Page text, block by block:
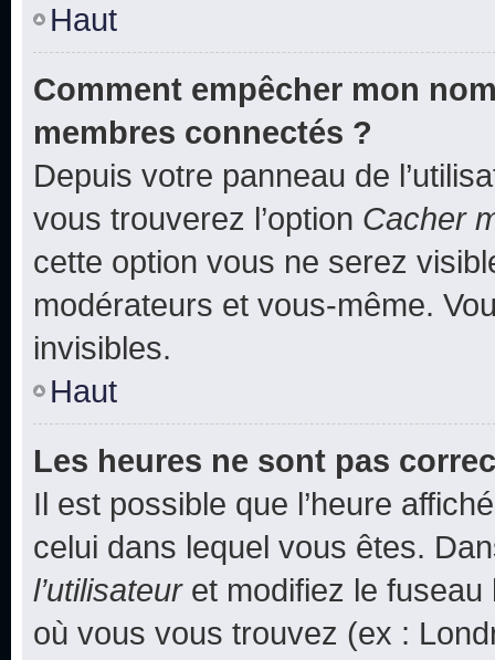
Haut
Comment empêcher mon
membres connectés ?
Depuis votre panneau de
vous trouverez l’option Cacher
cette option vous ne serez
modérateurs et vous-même.
invisibles.
Haut
Les heures ne sont pas
Il est possible que l’heure
celui dans lequel vous êtes.
l’utilisateuret modifiez le fuseau
où vous vous trouvez (ex :